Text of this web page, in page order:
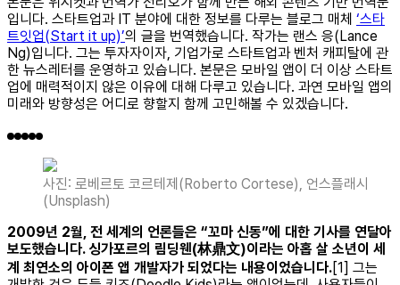
입니다. 스타트업과 IT 분야에 대한 정보를 다루는 블로그 매체 ‘스타
트잇업(Start it up)’의 글을 번역했습니다. 작가는 랜스 응(Lance
Ng)입니다. 그는 투자자이자, 기업가로 스타트업과 벤처 캐피탈에 관
한 뉴스레터를 운영하고 있습니다. 본문은 모바일 앱이 더 이상 스타트
업에 매력적이지 않은 이유에 대해 다루고 있습니다. 과연 모바일 앱의
미래와 방향성은 어디로 향할지 함께 고민해볼 수 있겠습니다.
사진: 로베르토 코르테제(Roberto Cortese), 언스플래시
(Unsplash)
2009년 2월, 전 세계의 언론들은 “꼬마 신동”에 대한 기사를 연달아
보도했습니다. 싱가포르의 림딩웬(林鼎文)이라는 아홉 살 소년이 세
계 최연소의 아이폰 앱 개발자가 되었다는 내용이었습니다.[1] 그는